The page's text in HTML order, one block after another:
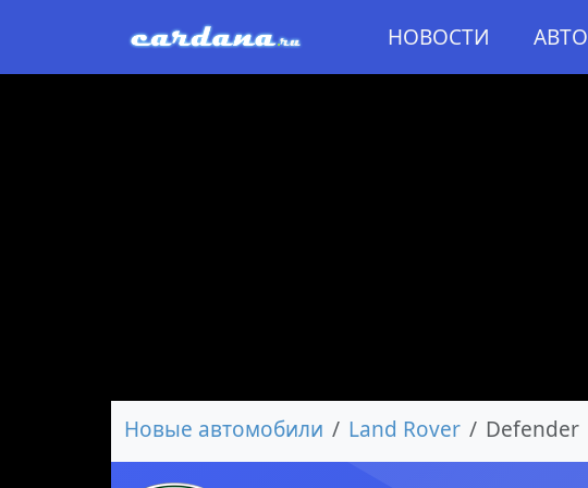
НОВОСТИ АВТО
Новые автомобили Land Rover Defender